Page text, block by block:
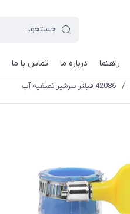
راهنما درباره ما تماس با ما
/ 42086 فیلتر سرشیر تصفیه آب